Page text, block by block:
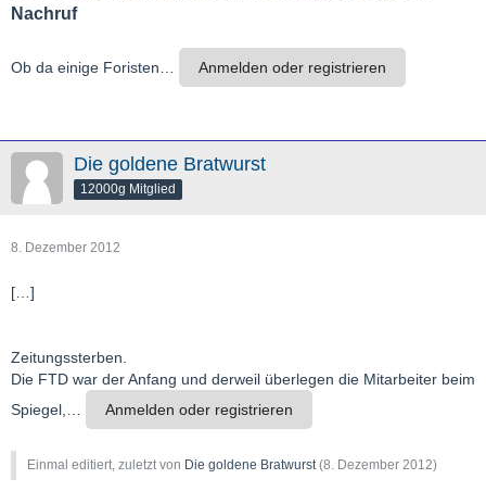
Nachruf
Ob da einige Foristen… Anmelden oder registrieren
Die goldene Bratwurst
12000g Mitglied
8. Dezember 2012
[…]
Zeitungssterben.
Die FTD war der Anfang und derweil überlegen die Mitarbeiter beim
Spiegel,…
Anmelden oder registrieren
Einmal editiert, zuletzt von Die goldene Bratwurst(8. Dezember 2012)